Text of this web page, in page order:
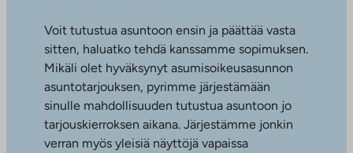
Voit tutustua asuntoon ensin ja päättää vasta
sitten, haluatko tehdä kanssamme sopimuksen.
Mikäli olet hyväksynyt asumisoikeusasunnon
asuntotarjouksen, pyrimme järjestämään
sinulle mahdollisuuden tutustua asuntoon jo
tarjouskierroksen aikana. Järjestämme jonkin
verran myös yleisiä näyttöjä vapaissa